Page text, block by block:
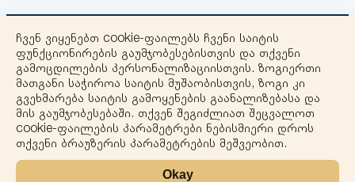
+
−
ჩვენ ვიყენებთ cookie-ფაილებს ჩვენი საიტის
ფუნქციონირების გაუმჯობესებისთვის და თქვენი
გამოცდილების პერსონალიზაციისთვის. ზოგიერთი
მათგანი საჭიროა საიტის მუშაობისთვის, ზოგი კი
გვეხმარება საიტის გამოყენების გაანალიზებასა და
მის გაუმჯობესებაში. თქვენ შეგიძლიათ შეცვალოთ
cookie-ფაილების პარამეტრები ნებისმიერი დროს
თქვენი ბრაუზერის პარამეტრების მეშვეობით.
Okay